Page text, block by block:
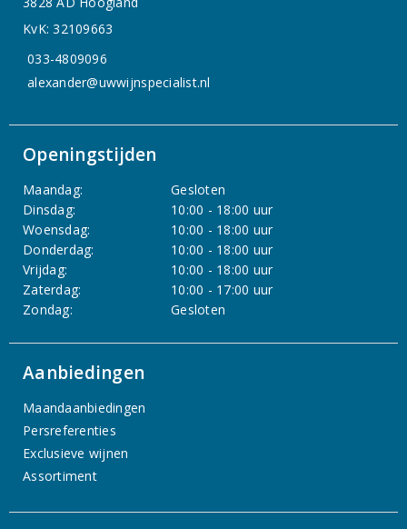
KvK: 32109663
033-4809096
alexander@uwwijnspecialist.nl
Openingstijden
Maandag:
Gesloten
Dinsdag:
10:00 - 18:00 uur
Woensdag:
10:00 - 18:00 uur
Donderdag:
10:00 - 18:00 uur
Vrijdag:
10:00 - 18:00 uur
Zaterdag:
10:00 - 17:00 uur
Zondag:
Gesloten
Aanbiedingen
Maandaanbiedingen
Persreferenties
Exclusieve wijnen
Assortiment